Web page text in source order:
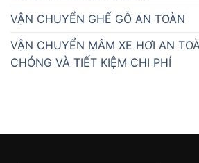
VẬN CHUYỂN GHẾ GỖ AN TOÀN
VẬN CHUYỂN MÂM XE HƠI AN
CHÓNG VÀ TIẾT KIỆM CHI PHÍ